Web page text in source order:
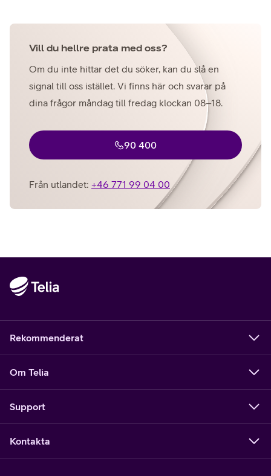
Vill du hellre prata med oss?
Om du inte hittar det du söker, kan du slå en
signal till oss istället. Vi finns här och svarar på
dina frågor måndag till fredag klockan 08–18.
90 400
Från utlandet: +46 771 99 04 00
Rekommenderat
Om Telia
Support
Kontakta